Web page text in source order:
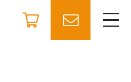
。編集または削除し、コンテンツ作成を